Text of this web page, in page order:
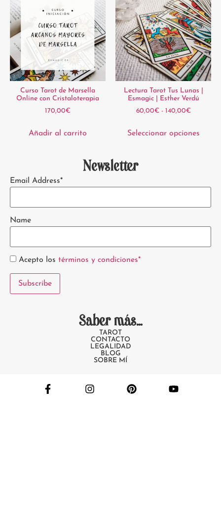
Curso Tarot de Marsella
Online con Cristaloterapia
170,00€
Añadir al carrito
Lectura Tarot Tus Lunas |
Esmagic | Esther Verdú
60,00€ - 140,00€
Seleccionar opciones
Newsletter
Email Address*
Name
Acepto los términos y condiciones*
Saber más...
TAROT
CONTACTO
LEGALIDAD
BLOG
SOBRE MÍ